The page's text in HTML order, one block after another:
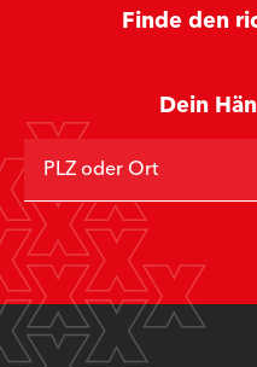
Finde den
Dein
PLZ oder Ort